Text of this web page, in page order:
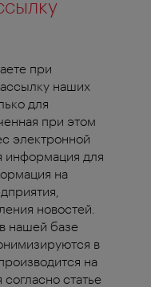
при
наших
для
при этом
электронной
информация для
на
новостей.
нашей базе
в
на
статье